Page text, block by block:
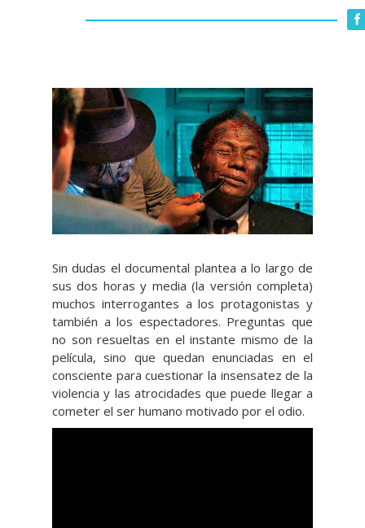
Sin dudas el documental plantea a lo largo de
sus dos horas y media (la versión completa)
muchos interrogantes a los protagonistas y
también a los espectadores. Preguntas que
no son resueltas en el instante mismo de la
película, sino que quedan enunciadas en el
consciente para cuestionar la insensatez de la
violencia y las atrocidades que puede llegar a
cometer el ser humano motivado por el odio.